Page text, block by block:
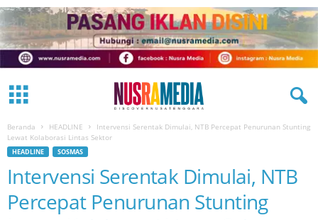
Beranda HEADLINE
Intervensi Serentak Dimulai, NTB Percepat Penurunan Stunting
Lewat Kolaborasi Lintas Sektor
HEADLINE SOSMAS
Intervensi Serentak Dimulai, NTB
Percepat Penurunan Stunting